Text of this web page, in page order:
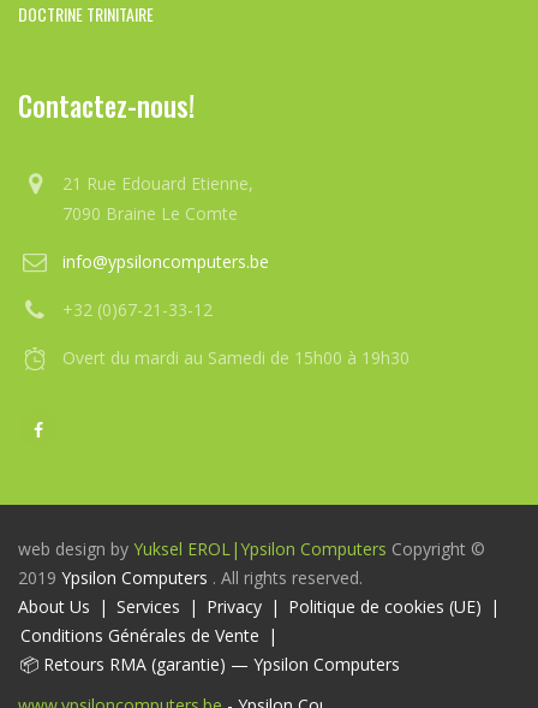
DOCTRINE TRINITAIRE
Contactez-nous!
21 Rue Edouard Etienne,
7090 Braine Le Comte
info@ypsiloncomputers.be
+32 (0)67-21-33-12
Overt du mardi au Samedi de 15h00 à 19h30
web design by Yuksel EROL|Ypsilon Computers Copyright ©
2019 Ypsilon Computers . All rights reserved.
About Us
Services Privacy
Politique de cookies (UE)
Conditions Générales de Vente
📦 Retours RMA (garantie) — Ypsilon Computers